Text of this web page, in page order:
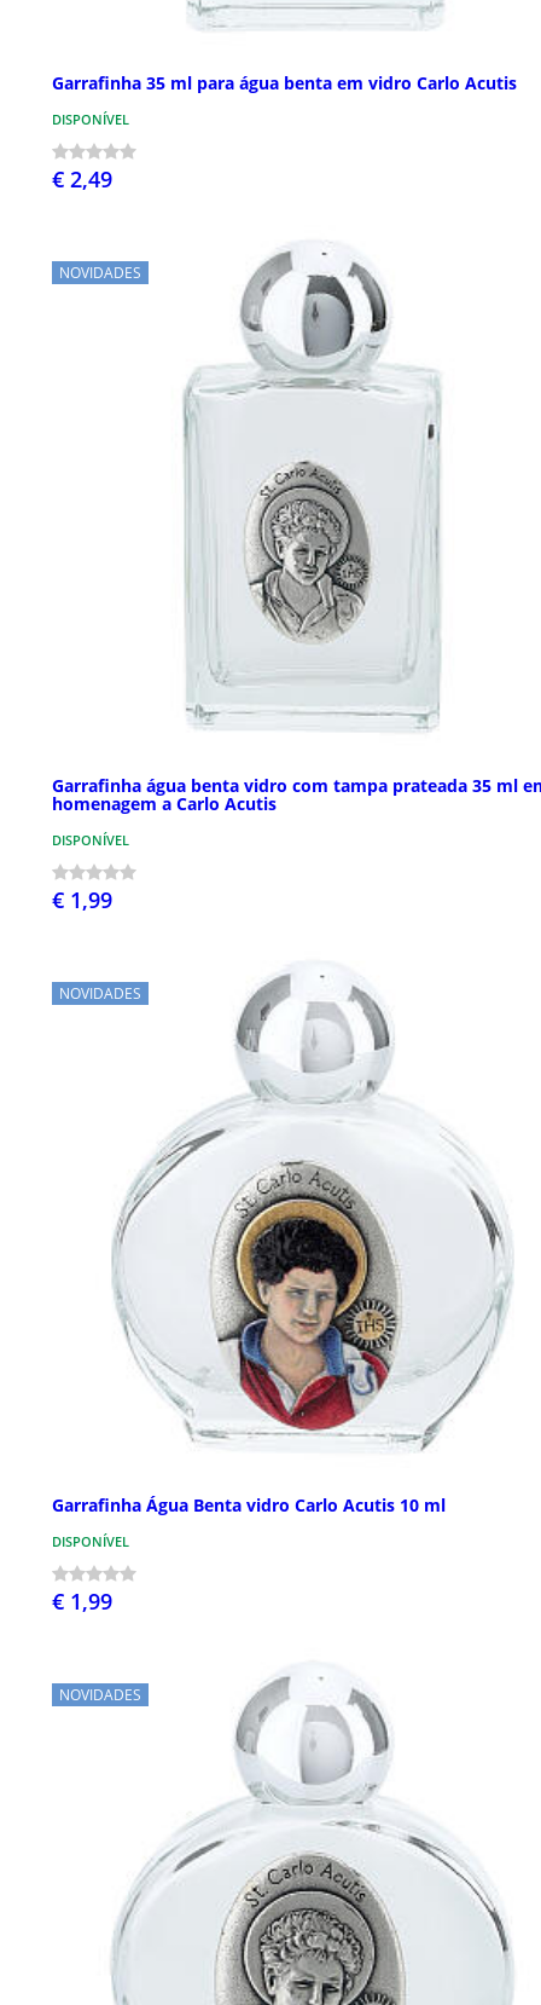
Garrafinha 35 ml para água benta em vidro Carlo Acutis
DISPONÍVEL
€ 2,49
NOVIDADES
Garrafinha água benta vidro com tampa prateada 35 ml
homenagem a Carlo Acutis
DISPONÍVEL
€ 1,99
NOVIDADES
Garrafinha Água Benta vidro Carlo Acutis 10 ml
DISPONÍVEL
€ 1,99
NOVIDADES